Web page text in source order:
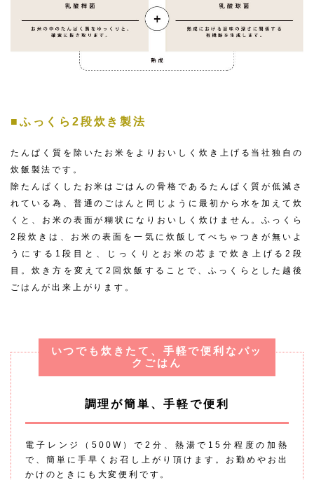
■ふっくら2段炊き製法
たんぱく質を除いたお米をよりおいしく炊き上げる当社独自の
炊飯製法です。
除たんぱくしたお米はごはんの骨格であるたんぱく質が低減さ
れている為、普通のごはんと同じように最初から水を加えて炊
くと、お米の表面が糊状になりおいしく炊けません。ふっくら
2段炊きは、お米の表面を一気に炊飯してべちゃつきが無いよ
うにする1段目と、じっくりとお米の芯まで炊き上げる2段
目。炊き方を変えて2回炊飯することで、ふっくらとした越後
ごはんが出来上がります。
いつでも炊きたて、手軽で便利なパッ
クごはん
調理が簡単、手軽で便利
電子レンジ（500W）で2分、熱湯で15分程度の加熱
で、簡単に手早くお召し上がり頂けます。お勤めやお出
かけのときにも大変便利です。